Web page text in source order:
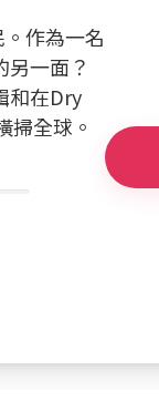
作為一名
一面？
和在Dry
掃全球。